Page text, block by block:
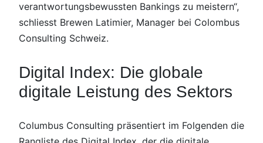
verantwortungsbewussten Bankings zu meistern“,
schliesst Brewen Latimier, Manager bei Colombus
Consulting Schweiz.
Digital Index: Die globale
digitale Leistung des Sektors
Columbus Consulting präsentiert im Folgenden die